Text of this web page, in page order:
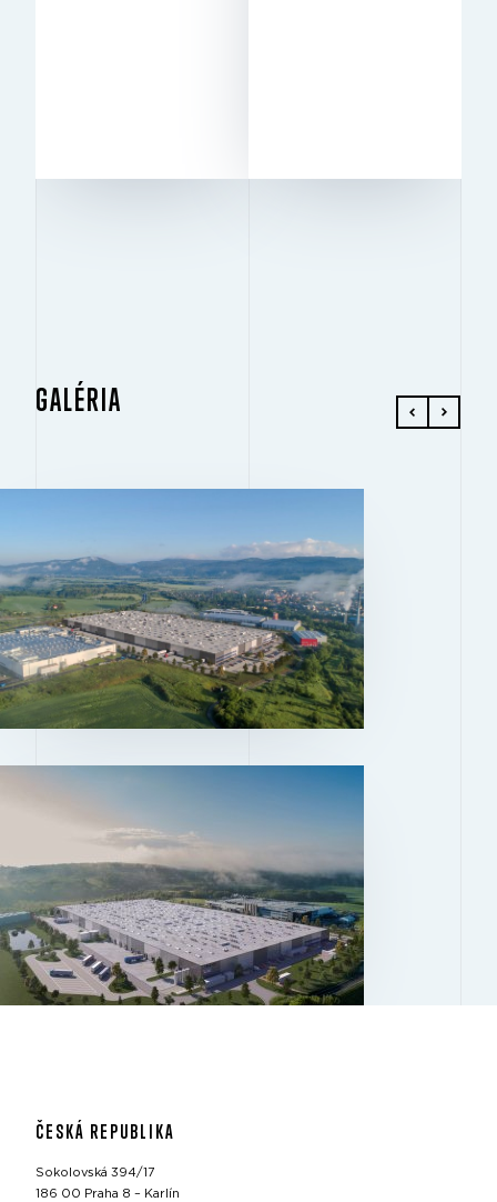
GALÉRIA
ČESKÁ REPUBLIKA
Sokolovská 394/17
186 00 Praha 8 – Karlín